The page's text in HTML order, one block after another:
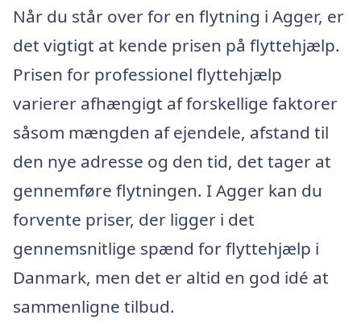
Når du står over for en flytning i Agger, er
det vigtigt at kende prisen på flyttehjælp.
Prisen for professionel flyttehjælp
varierer afhængigt af forskellige faktorer
såsom mængden af ejendele, afstand til
den nye adresse og den tid, det tager at
gennemføre flytningen. I Agger kan du
forvente priser, der ligger i det
gennemsnitlige spænd for flyttehjælp i
Danmark, men det er altid en god idé at
sammenligne tilbud.